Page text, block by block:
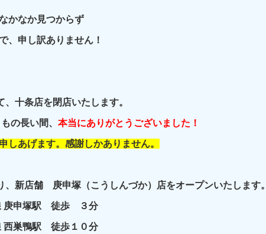
かなか見つからず
、申し訳ありません！
、十条店を閉店いたします。
の長い間、 本当にありがとうございました！
しあげます。感謝しかありません。
、新店舗 庚申塚（こうしんづか）店をオープンいたします。
庚申塚駅 徒歩 ３分
西巣鴨駅 徒歩１０分